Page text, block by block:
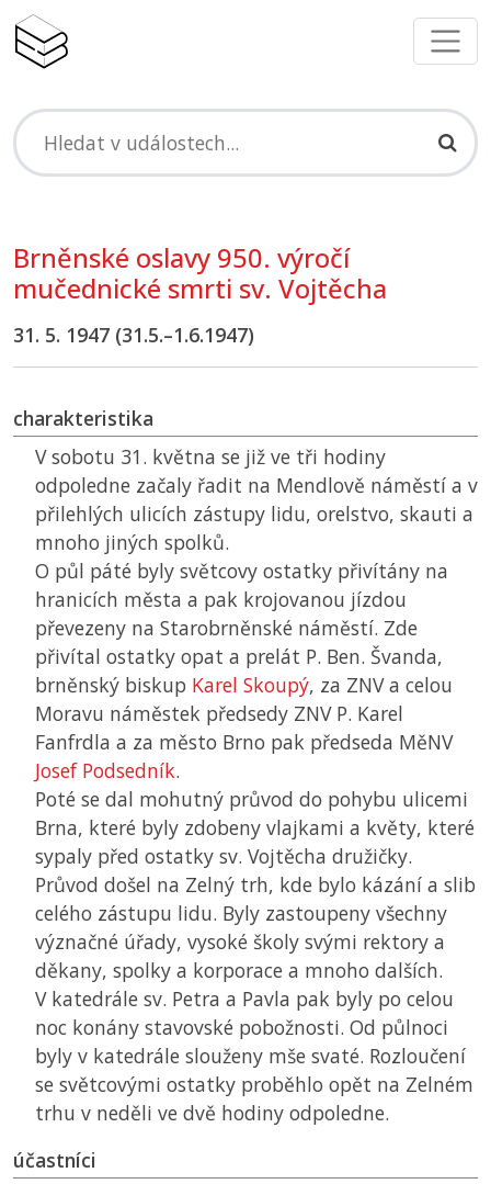
Brněnské oslavy 950. výročí
mučednické smrti sv. Vojtěcha
31. 5. 1947 (31.5.–1.6.1947)
charakteristika
V sobotu 31. května se již ve tři hodiny
odpoledne začaly řadit na Mendlově náměstí a v
přilehlých ulicích zástupy lidu, orelstvo, skauti a
mnoho jiných spolků.
O půl páté byly světcovy ostatky přivítány na
hranicích města a pak krojovanou jízdou
převezeny na Starobrněnské náměstí. Zde
přivítal ostatky opat a prelát P. Ben. Švanda,
brněnský biskup Karel Skoupý, za ZNVa celou
Moravu náměstek předsedy ZNVP. Karel
Fanfrdla a za město Brno pak předseda MěNV
Josef Podsedník.
Poté se dal mohutný průvod do pohybu ulicemi
Brna, které byly zdobeny vlajkami a květy, které
sypaly před ostatky sv. Vojtěcha družičky.
Průvod došel na Zelný trh, kde bylo kázání a slib
celého zástupu lidu. Byly zastoupeny všechny
význačné úřady, vysoké školy svými rektory a
děkany, spolky a korporace a mnoho dalších.
V katedrále sv. Petra a Pavla pak byly po celou
noc konány stavovské pobožnosti. Od půlnoci
byly v katedrále slouženy mše svaté. Rozloučení
se světcovými ostatky proběhlo opět na Zelném
trhu v neděli ve dvě hodiny odpoledne.
účastníci